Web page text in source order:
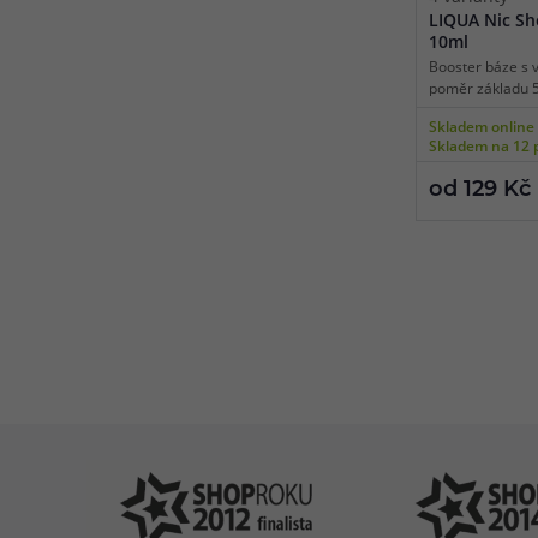
LIQUA Nic
10ml
Booster báze s
poměr základu
míchání s
dostupné
objem 10ml,
cigaret se
Skladem online
Skladem na 12
od 129 Kč